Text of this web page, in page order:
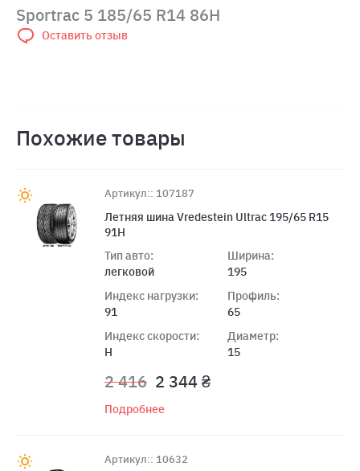
Sportrac 5 185/65 R14 86H
Оставить отзыв
Похожие товары
Артикул:: 107187
Летняя шина Vredestein Ultrac 195/65 R15
91H
Тип авто:
легковой
Индекс нагрузки:
91
Индекс скорости:
H
Ширина:
195
Профиль:
65
Диаметр:
15
2 416 2 344 ₴
Подробнее
Артикул:: 10632